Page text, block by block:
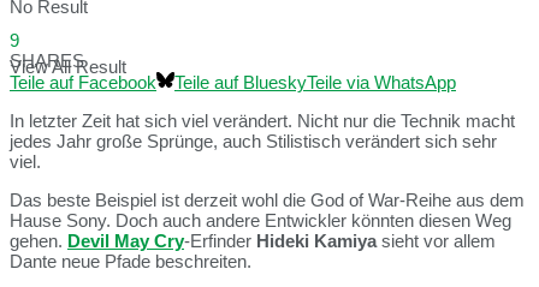
No Result
View All Result
9
SHARES
Teile auf Facebook
Teile auf BlueskyTeile via WhatsApp
In letzter Zeit hat sich viel verändert. Nicht nur die Technik macht
jedes Jahr große Sprünge, auch Stilistisch verändert sich sehr
viel.
Das beste Beispiel ist derzeit wohl die God of War-Reihe aus dem
Hause Sony. Doch auch andere Entwickler könnten diesen Weg
gehen. Devil May Cry-Erfinder Hideki Kamiyasieht vor allem
Dante neue Pfade beschreiten.